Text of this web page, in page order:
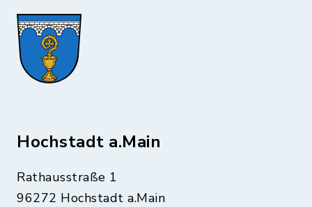
Hochstadt a.Main
Rathausstraße 1
96272 Hochstadt a.Main